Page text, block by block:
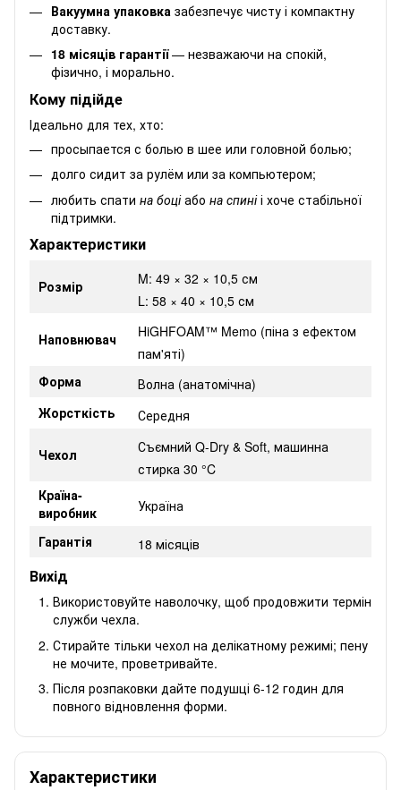
Вакуумна упаковка забезпечує чисту і компактну
доставку.
18 місяців гарантії— незважаючи на спокій,
фізично, і морально.
Кому підійде
Ідеально для тех, хто:
просыпается с болью в шее или головной болью;
долго сидит за рулём или за компьютером;
любить спати на боціабо на спиніі хоче стабільної
підтримки.
Характеристики
Розмір
M: 49 × 32 × 10,5 см
L: 58 × 40 × 10,5 см
Наповнювач
HiGHFOAM™ Memo (піна з ефектом
пам'яті)
Форма
Волна (анатомічна)
Жорсткість
Середня
Чехол
Съємний Q-Dry & Soft, машинна
стирка 30 °C
Країна-
виробник
Україна
Гарантія 18 місяців
Вихід
Використовуйте наволочку, щоб продовжити термін
служби чехла.
Стирайте тільки чехол на делікатному режимі; пену
не мочите, проветривайте.
Після розпаковки дайте подушці 6-12 годин для
повного відновлення форми.
Характеристики